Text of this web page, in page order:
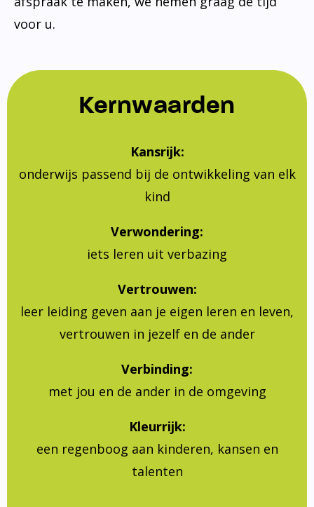
voor u.
Kernwaarden
Kansrijk:
onderwijs passend bij de ontwikkeling van elk
kind
Verwondering:
iets leren uit verbazing
Vertrouwen:
leer leiding geven aan je eigen leren en leven,
vertrouwen in jezelf en de ander
Verbinding:
met jou en de ander in de omgeving
Kleurrijk:
een regenboog aan kinderen, kansen en
talenten